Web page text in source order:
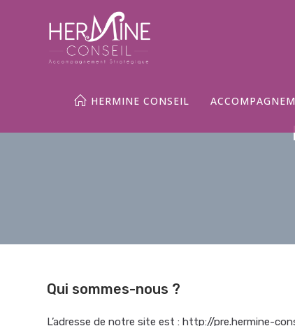
HERMINE CONSEIL
Qui sommes-nous ?
L’adresse de notre site est : http://pre.hermine-